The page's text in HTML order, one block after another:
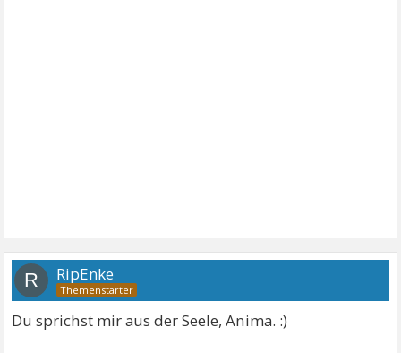
R RipEnke
Du sprichst mir aus der Seele, Anima. :)